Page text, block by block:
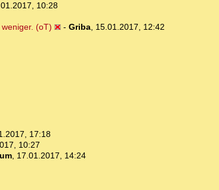
10:28
(oT)
- Griba, 15.01.2017, 12:42
17:18
10:27
, 17.01.2017, 14:24